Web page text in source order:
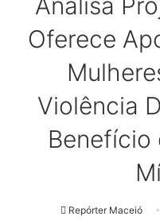
Oferece
Violência
Benefício
Repórter Maceió